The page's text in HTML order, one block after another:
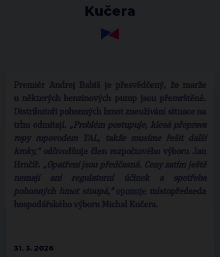
Kučera
Premiér Andrej Babiš je přesvědčený, že marže
u některých benzinových pump jsou přemrštěné.
Distributoři pohonných hmot zneužívání situace na
trhu odmítají. „Problém postupuje, klesá přeprava
ropy ropovodem TAL, takže musíme řešit další
kroky,“odůvodňuje člen rozpočtového výboru Jan
Hrnčíř. „Opatření jsou předčasná. Ceny zatím ještě
nemají ani regulatorní účinek a spotřeba
pohonných hmot stoupá,“
místopředseda
hospodářského výboru Michal Kučera.
31. 3. 2026